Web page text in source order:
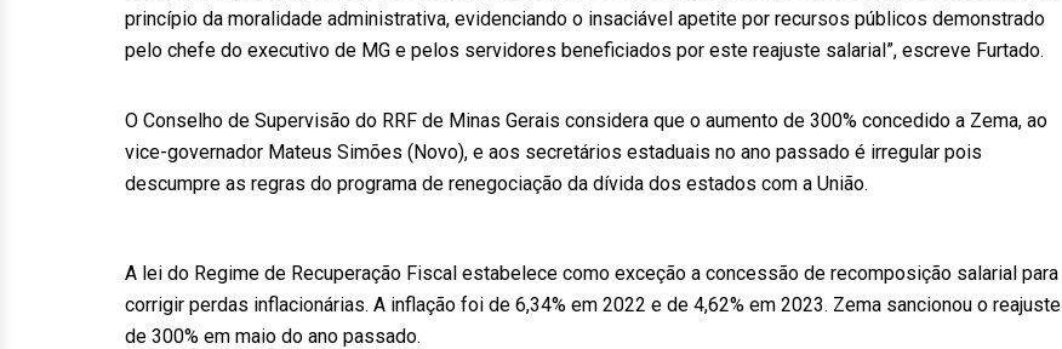
princípio da moralidade administrativa, evidenciando o insaciável apetite por recursos públicos demonstrado
pelo chefe do executivo de MG e pelos servidores beneficiados por este reajuste salarial”, escreve Furtado.
O Conselho de Supervisão do RRF de Minas Gerais considera que o aumento de 300% concedido a Zema, ao
vice-governador Mateus Simões (Novo), e aos secretários estaduais no ano passado é irregular pois
descumpre as regras do programa de renegociação da dívida dos estados com a União.
A lei do Regime de Recuperação Fiscal estabelece como exceção a concessão de recomposição salarial para
corrigir perdas inflacionárias. A inflação foi de 6,34% em 2022 e de 4,62% em 2023. Zema sancionou o reajuste
de 300% em maio do ano passado.